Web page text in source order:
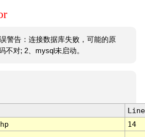
警告：连接数据库失败，可能的原
不对; 2、mysql未启动。
Line
14